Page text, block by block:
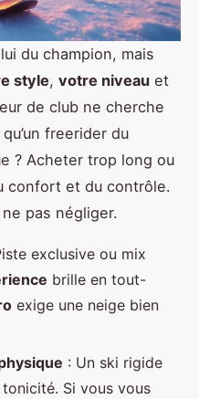
du champion, mais
style, votre niveau et
de club ne cherche
freerider du
? Acheter trop long ou
confort et du contrôle.
pas négliger.
exclusive ou mix
brille en tout-
exige une neige bien
: Un ski rigide
Si vous vous